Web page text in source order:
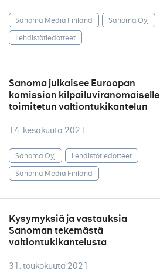
Sanoma Media Finland
Sanoma Oyj
Lehdistötiedotteet
Sanoma julkaisee Euroopan
komission kilpailuviranomaiselle
toimitetun valtiontukikantelun
14. kesäkuuta 2021
Sanoma Oyj
Lehdistötiedotteet
Sanoma Media Finland
Kysymyksiä ja vastauksia
Sanoman tekemästä
valtiontukikantelusta
31. toukokuuta 2021